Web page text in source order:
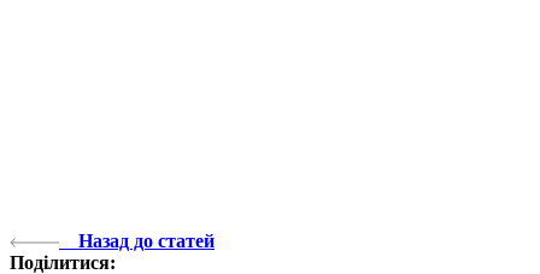
Назад до статей
Поділитися: